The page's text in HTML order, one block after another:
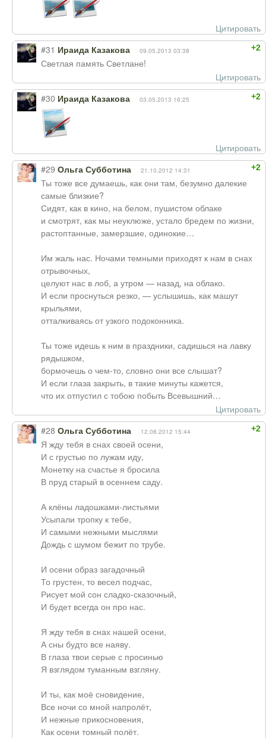
Цитировать
+2
#31 Ираида Казакова 09.05.2013 03:38
Светлая память Светлане!
Цитировать
+2
#30 Ираида Казакова 03.05.2013 16:25
Цитировать
+2
#29 Ольга Субботина 21.10.2012 14:31
Ты тоже все думаешь, как они там, безумно далекие
самые близкие?
Сидят, как в кино, на белом, пушистом облаке
и смотрят, как мы неуклюже, устало бредем по жизни,
растоптанные, замерзшие, одинокие…
Им жаль нас. Ночами темными приходят к нам в снах
отрывочных,
целуют нас в лоб, а утром — назад, на облако.
И если проснуться резко, — услышишь, как машут
крыльями,
отталкиваясь от узкого подоконника.
Ты тоже идешь к ним в праздники, садишься на лавку
рядышком,
бормочешь о чем-то, словно они все слышат?
И если глаза закрыть, в такие минуты кажется,
что их отпустил с тобою побыть Всевышний…
Цитировать
+2
#28 Ольга Субботина 12.08.2012 15:44
Я жду тебя в снах своей осени,
И с грустью по лужам иду,
Монетку на счастье я бросила
В пруд старый в осеннем саду.
А клёны ладошками-листьями
Усыпали тропку к тебе,
И самыми нежными мыслями
Дождь с шумом бежит по трубе.
И осени образ загадочный
То грустен, то весел подчас,
Рисует мой сон сладко-сказочный,
И будет всегда он про нас.
Я жду тебя в снах нашей осени,
А сны будто все наяву.
В глаза твои серые с просинью
Я взглядом туманным взгляну.
И ты, как моё сновидение,
Все ночи со мной напролёт,
И нежные прикосновения,
Как осени томный полёт.